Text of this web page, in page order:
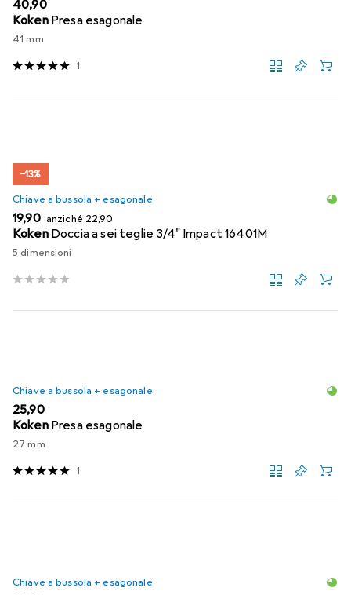
EUR
40,90
Koken Presa esagonale
41 mm
1
−13%
Chiave a bussola + esagonale
EUR
19,90 anziché EUR
22,90
Koken Doccia a sei teglie 3/4" Impact 16401M
5 dimensioni
Chiave a bussola + esagonale
EUR
25,90
Koken Presa esagonale
27 mm
1
Chiave a bussola + esagonale